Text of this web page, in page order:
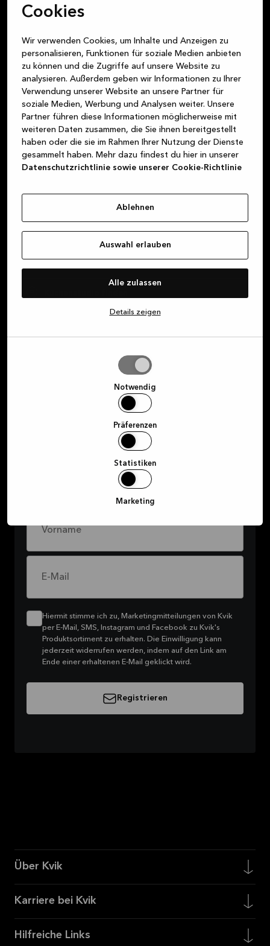
Cookies
Wir verwenden Cookies, um Inhalte und Anzeigen zu
personalisieren, Funktionen für soziale Medien anbieten
zu können und die Zugriffe auf unsere Website zu
analysieren. Außerdem geben wir Informationen zu Ihrer
Verwendung unserer Website an unsere Partner für
soziale Medien, Werbung und Analysen weiter. Unsere
Partner führen diese Informationen möglicherweise mit
weiteren Daten zusammen, die Sie ihnen bereitgestellt
haben oder die sie im Rahmen Ihrer Nutzung der Dienste
gesammelt haben. Mehr dazu findest du hier in unserer
Datenschutzrichtlinie sowie unserer Cookie-Richtlinie
Ablehnen
Auswahl erlauben
Alle zulassen
Details zeigen
Notwendig
Präferenzen
Statistiken
Marketing
oder eine Schranklösung suchst – wir sind dein
nachhaltige Produkte im dänischen Design. Unser
oberstes Ziel ist es, dir stets einen fantastischen
Kundenservice zu bieten – und zwar von dem
Augenblick an, in dem du einen unserer Stores
betrittst, bis zu dem Moment, an dem deine neue
Küche, dein neues Badezimmer oder deine neue
Schranklösung in deinem Zuhause einen Platz
gefunden hat.
Melde dich für unseren
Newsletter an und – erhalte
exklusive Angebote
Melde dich für unseren Newsletter an, um über
all die coolen Aktionen, die wir für dich
vorbereiten, auf dem Laufenden zu bleiben.
Vorname
E-Mail
Hiermit stimme ich zu, Marketingmitteilungen von Kvik
per E-Mail, SMS, Instagram und Facebook zu Kvik's
Produktsortiment zu erhalten. Die Einwilligung kann
jederzeit widerrufen werden, indem auf den Link am
Ende einer erhaltenen E-Mail geklickt wird.
Registrieren
Über Kvik
Karriere bei Kvik
Hilfreiche Links